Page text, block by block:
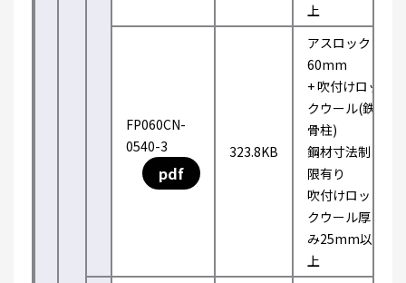
上
FP060CN-
0540-3
pdf
323.8KB
アスロック
60mm
+ 吹付けロッ
クウール(鉄
骨柱)
鋼材寸法制
限有り
吹付けロッ
クウール厚
み25mm以
上